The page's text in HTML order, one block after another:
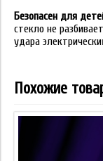
Безопасен для
стекло не
удара
Похожие